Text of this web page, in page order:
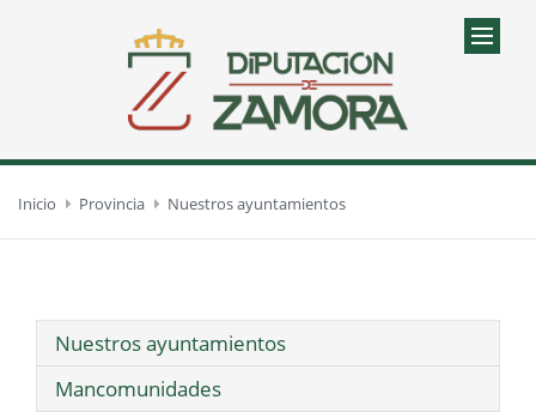
Inicio Provincia Nuestros ayuntamientos
Nuestros ayuntamientos
Mancomunidades